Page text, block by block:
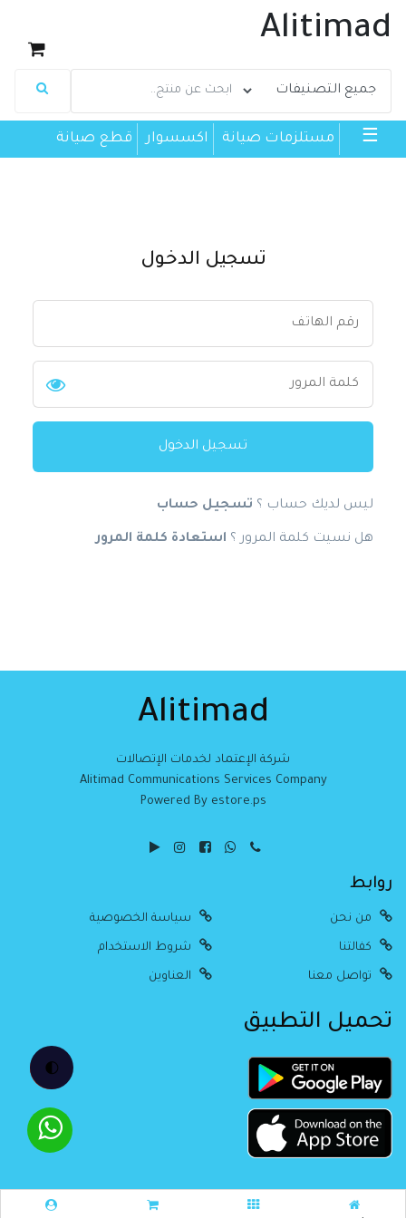
🌓
Alitimad
☰ مستلزمات صيانة اكسسوار قطع صيانة
تسجيل الدخول
تسجيل الدخول
ليس لديك حساب ؟ تسجيل حساب
هل نسيت كلمة المرور ؟ استعادة كلمة المرور
Alitimad
شركة الإعتماد لخدمات الإتصالات
Alitimad Communications Services Company
Powered By estore.ps
روابط
من نحن سياسة الخصوصية
كفالتنا شروط الاستخدام
تواصل معنا العناوين
تحميل التطبيق
جميع الحقوق محفوظة Alitimad @ Created By Estore